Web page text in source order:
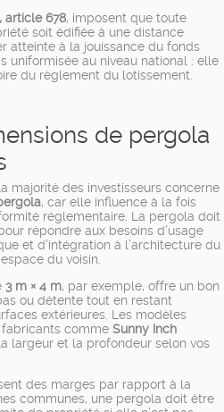
article 678, imposent que toute
soit édifiée à une distance
atteinte à la jouissance du fonds
uniformisée au niveau national : elle
du règlement du lotissement.
de pergola
majorité des investisseurs concerne
, car elle influence à la fois
réglementaire. La pergola doit
répondre aux besoins d’usage
et d’intégration à l’architecture du
du voisin.
3 m × 4 m, par exemple, offre un bon
ou détente tout en restant
extérieures. Les modèles
comme Sunny Inch
largeur et la profondeur selon vos
des marges par rapport à la
communes, une pergola doit être